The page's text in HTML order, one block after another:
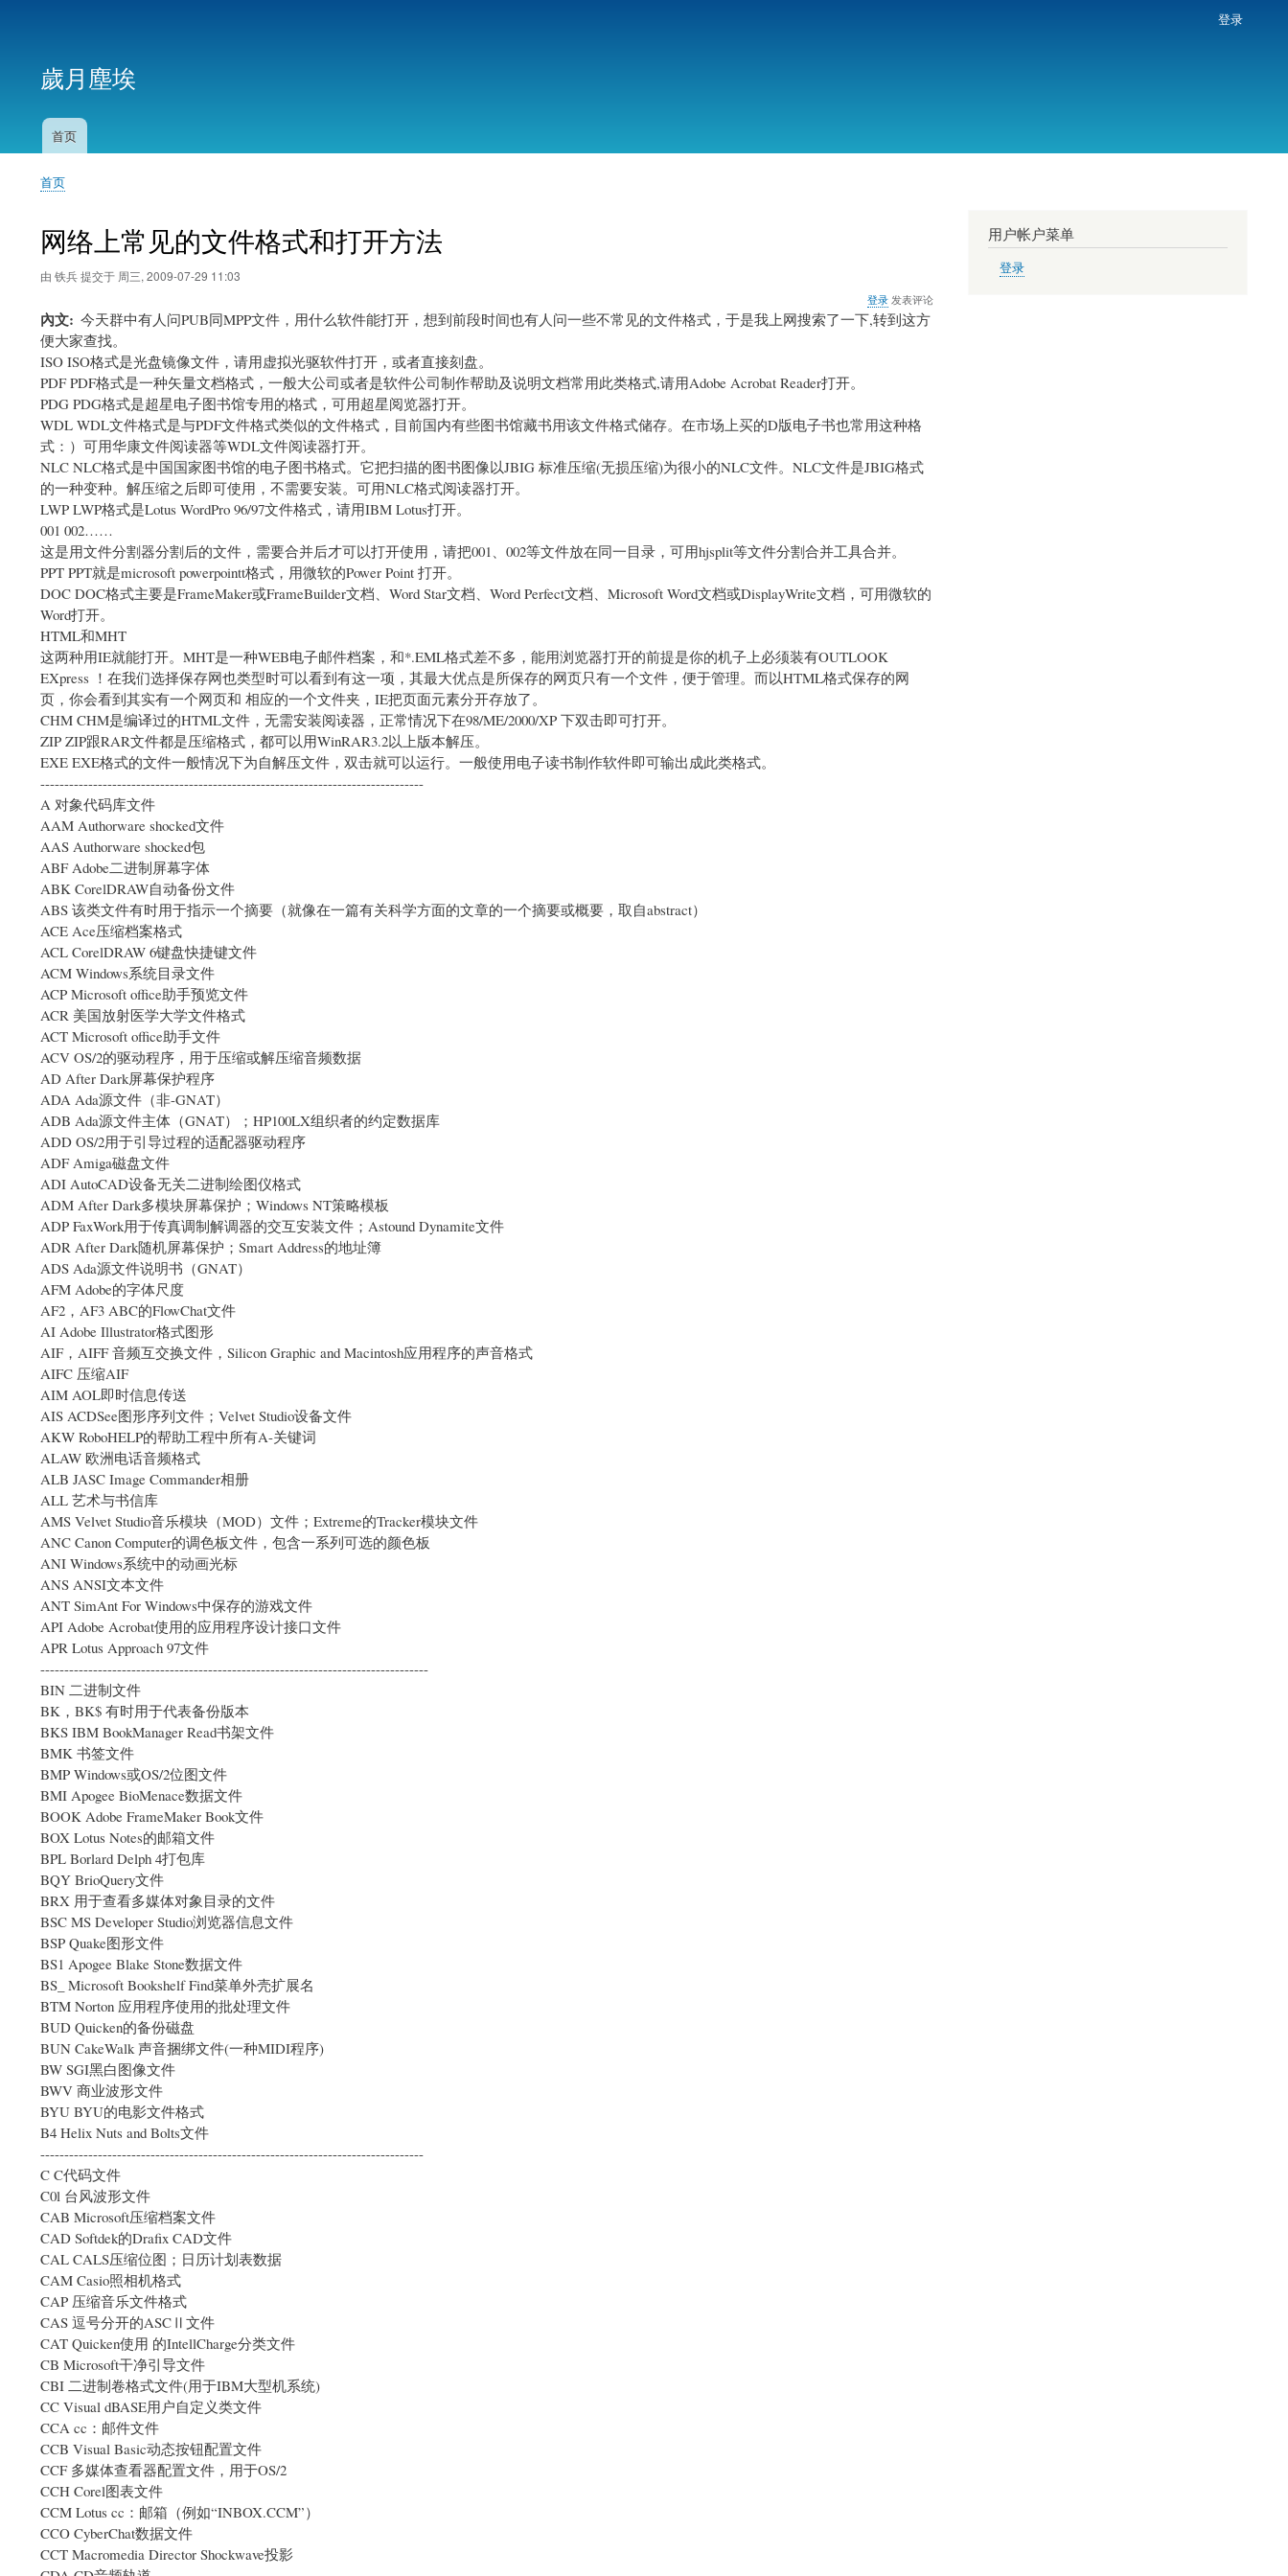
登录
歲月塵埃
航
首页
面
屑
首页
网络上常见的文件格式和打开方法
由 铁兵提交于 周三, 2009-07-29 11:03
登录发表评论
內文
今天群中有人问PUB同MPP文件，用什么软件能打开，想到前段时间也有人问一些不常见的文件格式，于是我上网搜索了一下,转到这方
便大家查找。
ISO ISO格式是光盘镜像文件，请用虚拟光驱软件打开，或者直接刻盘。
PDF PDF格式是一种矢量文档格式，一般大公司或者是软件公司制作帮助及说明文档常用此类格式,请用Adobe Acrobat Reader打开。
PDG PDG格式是超星电子图书馆专用的格式，可用超星阅览器打开。
WDL WDL文件格式是与PDF文件格式类似的文件格式，目前国内有些图书馆藏书用该文件格式储存。在市场上买的D版电子书也常用这种格
式：）可用华康文件阅读器等WDL文件阅读器打开。
NLC NLC格式是中国国家图书馆的电子图书格式。它把扫描的图书图像以JBIG 标准压缩(无损压缩)为很小的NLC文件。NLC文件是JBIG格式
的一种变种。解压缩之后即可使用，不需要安装。可用NLC格式阅读器打开。
LWP LWP格式是Lotus WordPro 96/97文件格式，请用IBM Lotus打开。
001 002……
这是用文件分割器分割后的文件，需要合并后才可以打开使用，请把001、002等文件放在同一目录，可用hjsplit等文件分割合并工具合并。
PPT PPT就是microsoft powerpointt格式，用微软的Power Point 打开。
DOC DOC格式主要是FrameMaker或FrameBuilder文档、Word Star文档、Word Perfect文档、Microsoft Word文档或DisplayWrite文档，可用微软的
Word打开。
HTML和MHT
这两种用IE就能打开。MHT是一种WEB电子邮件档案，和*.EML格式差不多，能用浏览器打开的前提是你的机子上必须装有OUTLOOK
EXpress ！在我们选择保存网也类型时可以看到有这一项，其最大优点是所保存的网页只有一个文件，便于管理。而以HTML格式保存的网
页，你会看到其实有一个网页和 相应的一个文件夹，IE把页面元素分开存放了。
CHM CHM是编译过的HTML文件，无需安装阅读器，正常情况下在98/ME/2000/XP 下双击即可打开。
ZIP ZIP跟RAR文件都是压缩格式，都可以用WinRAR3.2以上版本解压。
EXE EXE格式的文件一般情况下为自解压文件，双击就可以运行。一般使用电子读书制作软件即可输出成此类格式。
--------------------------------------------------------------------------------
A 对象代码库文件
AAM Authorware shocked文件
AAS Authorware shocked包
ABF Adobe二进制屏幕字体
ABK CorelDRAW自动备份文件
ABS 该类文件有时用于指示一个摘要（就像在一篇有关科学方面的文章的一个摘要或概要，取自abstract）
ACE Ace压缩档案格式
ACL CorelDRAW 6键盘快捷键文件
ACM Windows系统目录文件
ACP Microsoft office助手预览文件
ACR 美国放射医学大学文件格式
ACT Microsoft office助手文件
ACV OS/2的驱动程序，用于压缩或解压缩音频数据
AD After Dark屏幕保护程序
ADA Ada源文件（非-GNAT）
ADB Ada源文件主体（GNAT）；HP100LX组织者的约定数据库
ADD OS/2用于引导过程的适配器驱动程序
ADF Amiga磁盘文件
ADI AutoCAD设备无关二进制绘图仪格式
ADM After Dark多模块屏幕保护；Windows NT策略模板
ADP FaxWork用于传真调制解调器的交互安装文件；Astound Dynamite文件
ADR After Dark随机屏幕保护；Smart Address的地址簿
ADS Ada源文件说明书（GNAT）
AFM Adobe的字体尺度
AF2，AF3 ABC的FlowChat文件
AI Adobe Illustrator格式图形
AIF，AIFF 音频互交换文件，Silicon Graphic and Macintosh应用程序的声音格式
AIFC 压缩AIF
AIM AOL即时信息传送
AIS ACDSee图形序列文件；Velvet Studio设备文件
AKW RoboHELP的帮助工程中所有A-关键词
ALAW 欧洲电话音频格式
ALB JASC Image Commander相册
ALL 艺术与书信库
AMS Velvet Studio音乐模块（MOD）文件；Extreme的Tracker模块文件
ANC Canon Computer的调色板文件，包含一系列可选的颜色板
ANI Windows系统中的动画光标
ANS ANSI文本文件
ANT SimAnt For Windows中保存的游戏文件
API Adobe Acrobat使用的应用程序设计接口文件
APR Lotus Approach 97文件
---------------------------------------------------------------------------------
BIN 二进制文件
BK，BK$ 有时用于代表备份版本
BKS IBM BookManager Read书架文件
BMK 书签文件
BMP Windows或OS/2位图文件
BMI Apogee BioMenace数据文件
BOOK Adobe FrameMaker Book文件
BOX Lotus Notes的邮箱文件
BPL Borlard Delph 4打包库
BQY BrioQuery文件
BRX 用于查看多媒体对象目录的文件
BSC MS Developer Studio浏览器信息文件
BSP Quake图形文件
BS1 Apogee Blake Stone数据文件
BS_ Microsoft Bookshelf Find菜单外壳扩展名
BTM Norton 应用程序使用的批处理文件
BUD Quicken的备份磁盘
BUN CakeWalk 声音捆绑文件(一种MIDI程序)
BW SGI黑白图像文件
BWV 商业波形文件
BYU BYU的电影文件格式
B4 Helix Nuts and Bolts文件
--------------------------------------------------------------------------------
C C代码文件
C0l 台风波形文件
CAB Microsoft压缩档案文件
CAD Softdek的Drafix CAD文件
CAL CALS压缩位图；日历计划表数据
CAM Casio照相机格式
CAP 压缩音乐文件格式
CAS 逗号分开的ASCⅡ文件
CAT Quicken使用 的IntellCharge分类文件
CB Microsoft干净引导文件
CBI 二进制卷格式文件(用于IBM大型机系统)
CC Visual dBASE用户自定义类文件
CCA cc：邮件文件
CCB Visual Basic动态按钮配置文件
CCF 多媒体查看器配置文件，用于OS/2
CCH Corel图表文件
CCM Lotus cc：邮箱（例如“INBOX.CCM”）
CCO CyberChat数据文件
CCT Macromedia Director Shockwave投影
用户帐户菜单
登录